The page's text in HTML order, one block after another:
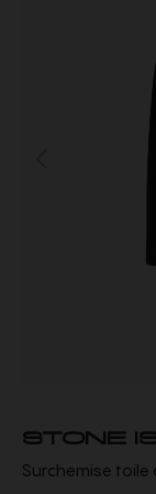
STONE
Surchemise